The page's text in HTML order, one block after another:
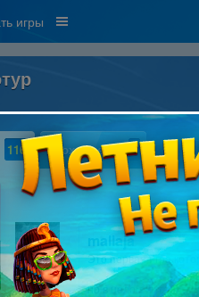
игры
116 Прохождение 5
mallaja
Это первая
но в целом